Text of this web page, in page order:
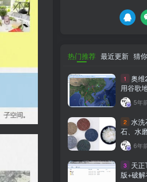
热门推荐 最近更新 猜
1
奥维
用谷歌
苹果安
5年
2 水洗
石、水
不清楚
6年
3
天
版+破